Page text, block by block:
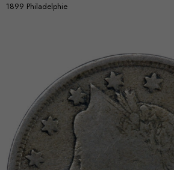
1899 Philadelphie